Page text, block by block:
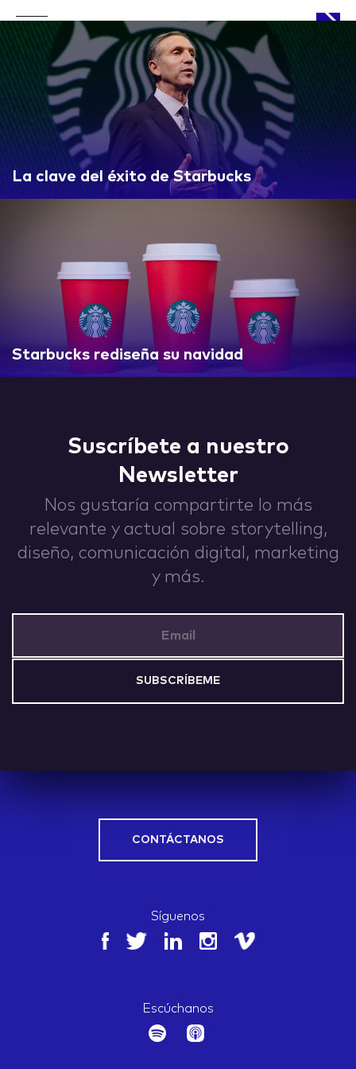
La clave del éxito de Starbucks
Starbucks rediseña su navidad
Suscríbete a nuestro
Newsletter
Nos gustaría compartirte lo más
relevante y actual sobre storytelling,
diseño, comunicación digital, marketing
y más.
CONTÁCTANOS
Síguenos
Escúchanos
APPROACH
WORKS
LIFE
ABOUT